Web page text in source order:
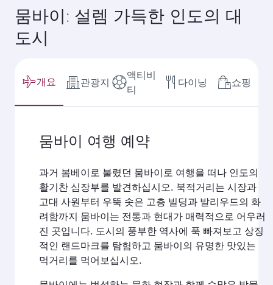
뭄바이: 설렘 가득한 인도의 대
도시
개요 관광지
액티비
티
다이닝 쇼핑
뭄바이 여행 예약
과거 봄베이로 불렸던 뭄바이로 여행을 떠나 인도의
활기찬 심장부를 발견하십시오. 북적거리는 시장과
고대 사원부터 우뚝 솟은 고층 빌딩과 발리우드의 화
려함까지 뭄바이는 전통과 현대가 매력적으로 어우러
진 곳입니다. 도시의 풍부한 역사에 푹 빠져보고 상징
적인 랜드마크를 탐험하고 뭄바이의 유명한 맛있는
먹거리를 먹어보십시오.